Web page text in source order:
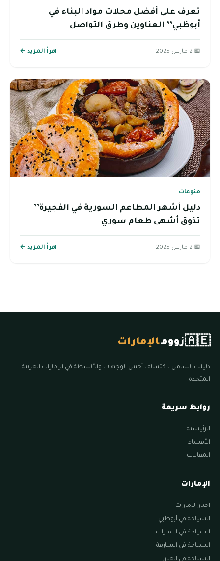
تعرف على أفضل محلات مواد البناء في
أبوظبي’’ العناوين وطرق التواصل
📅 2 مارس 2025 اقرأ المزيد ←
منوعات
دليل أشهر المطاعم السورية في الفجيرة’’
تذوق أشهى طعام سوري
📅 2 مارس 2025 اقرأ المزيد ←
🇦🇪زوومالإمارات
دليلك الشامل لاكتشاف أجمل الوجهات والأنشطة في الإمارات العربية
المتحدة.
روابط سريعة
الرئيسية
الأقسام
المقالات
الإمارات
اخبار الامارات
السياحة في أبوظبي
السياحة في الامارات
السياحة في الشارقة
السياحة في العين